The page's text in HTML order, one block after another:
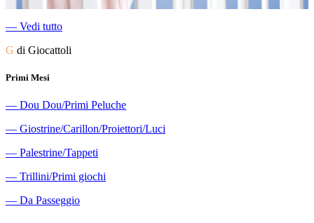
― Vedi tutto
G di Giocattoli
Primi Mesi
― Dou Dou/Primi Peluche
― Giostrine/Carillon/Proiettori/Luci
― Palestrine/Tappeti
― Trillini/Primi giochi
― Da Passeggio